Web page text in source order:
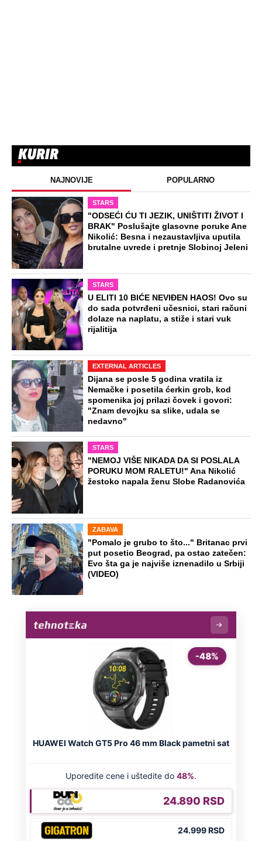
NAJNOVIJE POPULARNO
STARS
"ODSEĆI ĆU TI JEZIK, UNIŠTITI ŽIVOT I
BRAK" Poslušajte glasovne poruke Ane
Nikolić: Besna i nezaustavljiva uputila
brutalne uvrede i pretnje Slobinoj Jeleni
STARS
U ELITI 10 BIĆE NEVIĐEN HAOS! Ovo su
do sada potvrđeni učesnici, stari računi
dolaze na naplatu, a stiže i stari vuk
rijalitija
EXTERNAL ARTICLES
Dijana se posle 5 godina vratila iz
Nemačke i posetila ćerkin grob, kod
spomenika joj prilazi čovek i govori:
"Znam devojku sa slike, udala se
nedavno"
STARS
"NEMOJ VIŠE NIKADA DA SI POSLALA
PORUKU MOM RALETU!" Ana Nikolić
žestoko napala ženu Slobe Radanovića
ZABAVA
"Pomalo je grubo to što..." Britanac prvi
put posetio Beograd, pa ostao zatečen:
Evo šta ga je najviše iznenadilo u Srbiji
(VIDEO)